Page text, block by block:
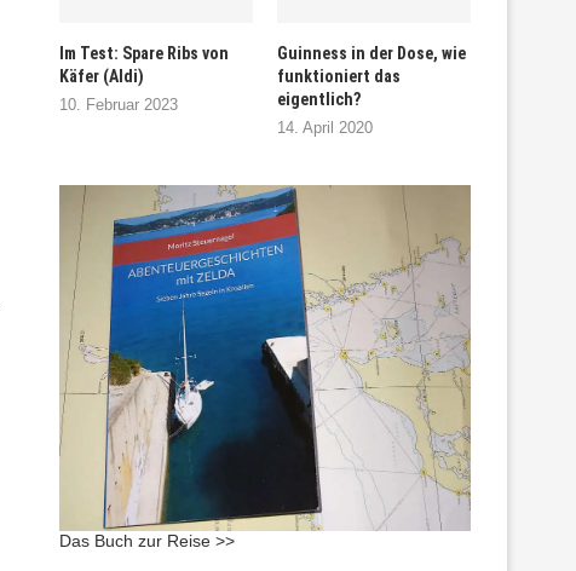
Im Test: Spare Ribs von
Käfer (Aldi)
10. Februar 2023
Guinness in der Dose, wie
funktioniert das
eigentlich?
14. April 2020
Das Buch zur Reise >>